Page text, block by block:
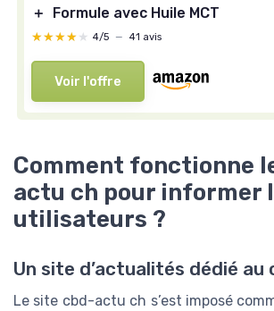
＋ Formule avec Huile MCT
★★★★★
★★★★★ 4/5 — 41 avis
Voir l'offre
Comment fonctionne
actu ch pour informer
utilisateurs ?
Un site d’actualités dédié au
Le site cbd-actu ch s’est imposé